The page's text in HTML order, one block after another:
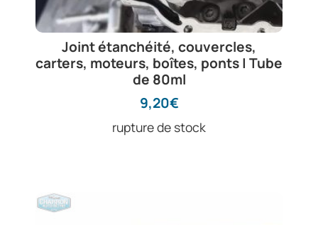
Joint étanchéité, couvercles,
carters, moteurs, boîtes, ponts | Tube
de 80ml
9,20€
rupture de stock